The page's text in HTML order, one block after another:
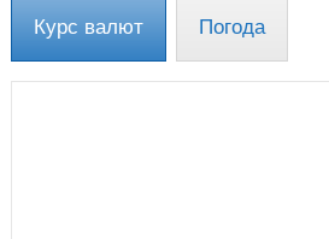
Курс валют Погода